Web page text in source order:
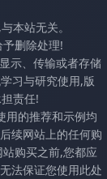
本站无关。
删除处理!
示、传输或者存储
习与研究使用,版
责任!
用的推荐和示例均
续网站上的任何购
购买之前,您都应
法保证您使用此处